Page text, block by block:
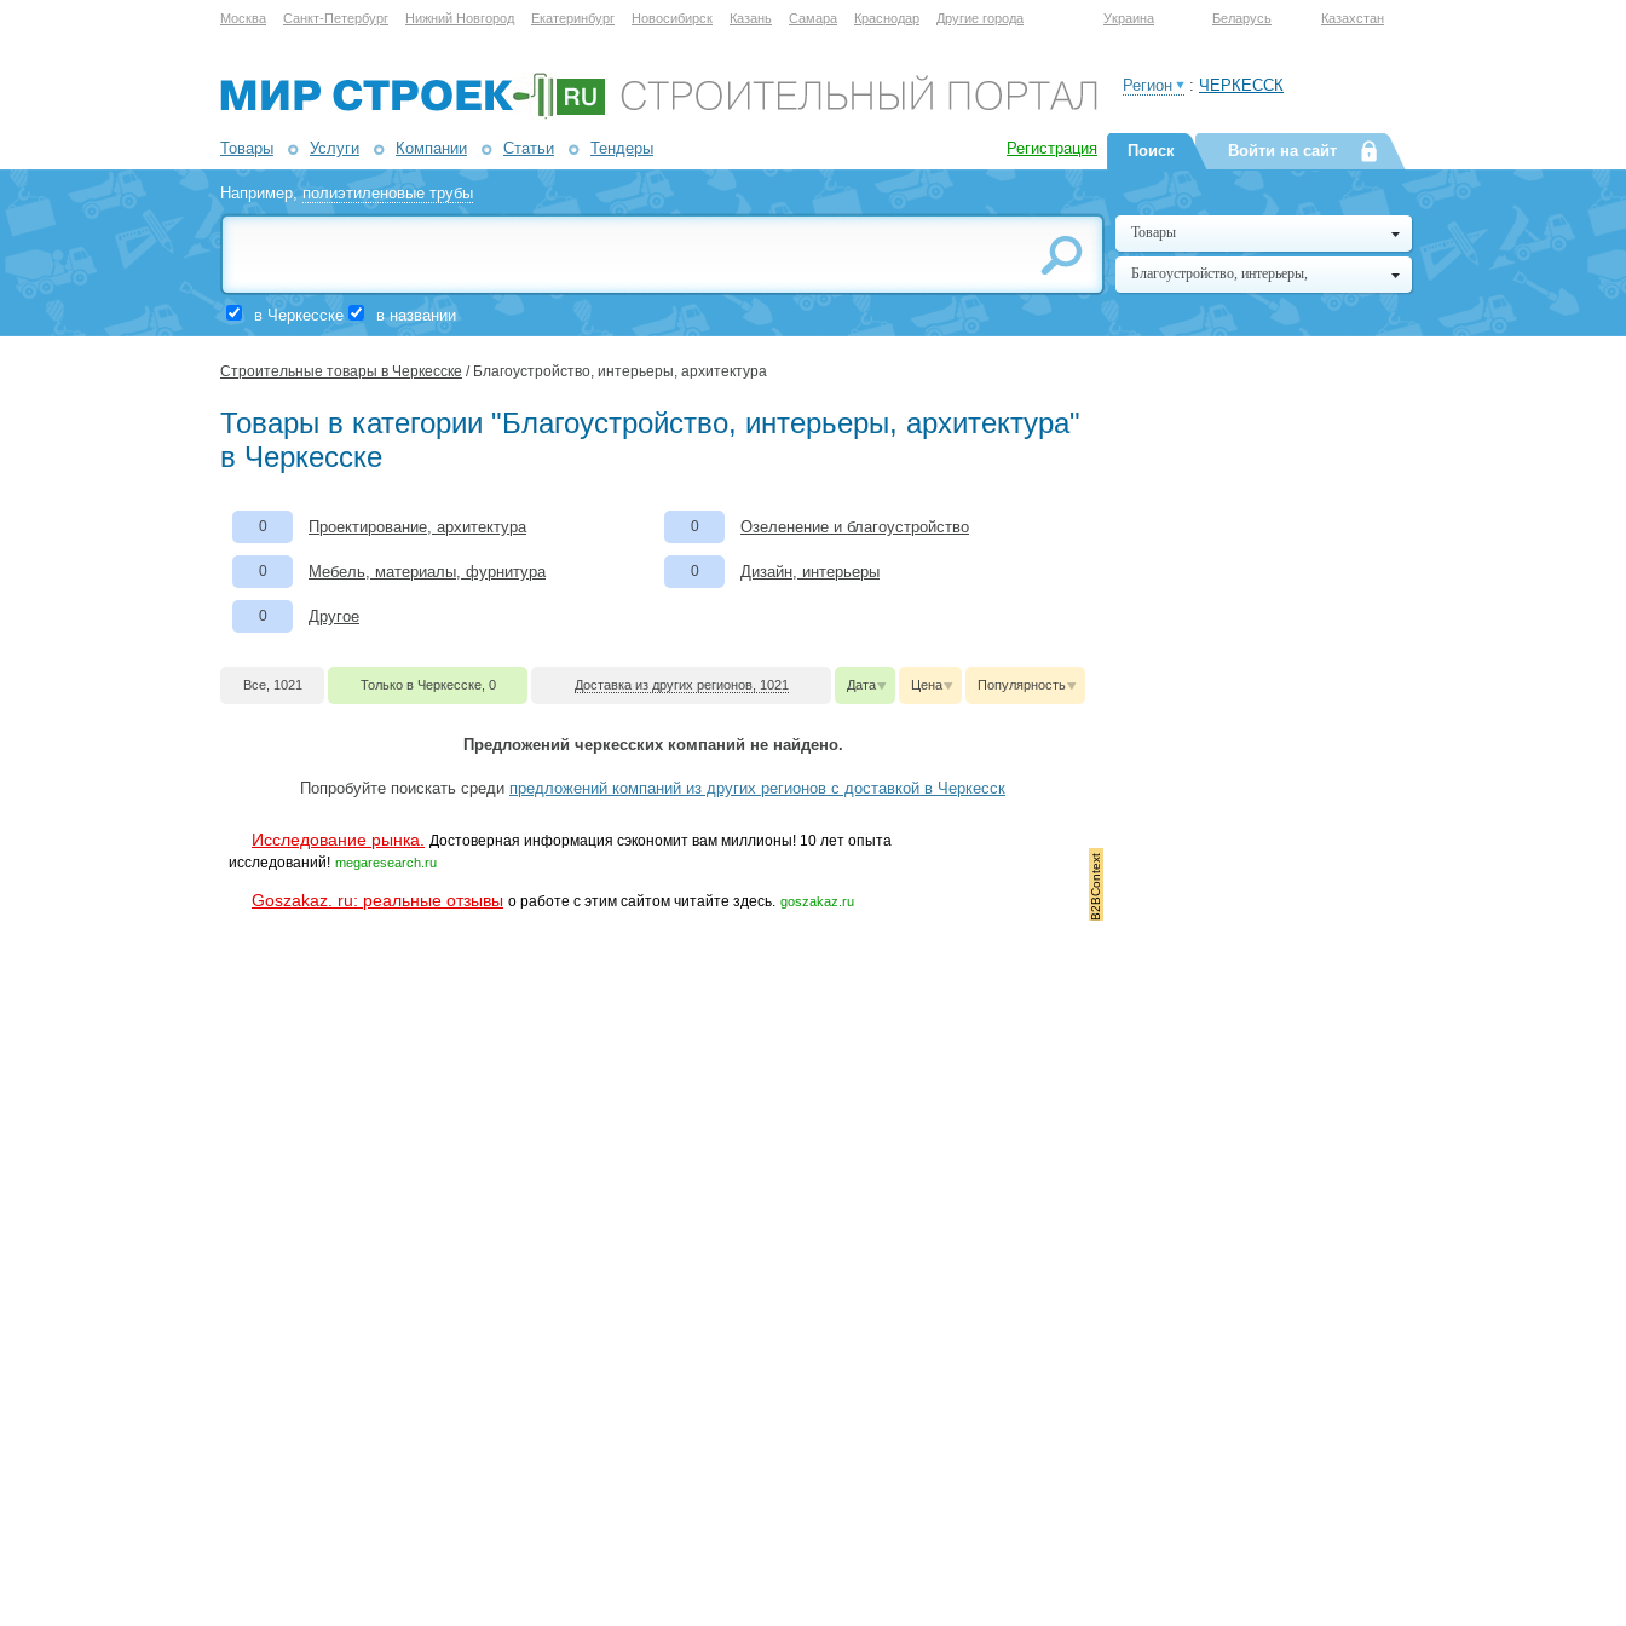
Москва Санкт-Петербург Нижний Новгород Екатеринбург Новосибирск Казань Самара Краснодар Другие города Украина Беларусь Казахстан
Товары Услуги Компании Статьи Тендеры Регистрация
Регион : ЧЕРКЕССК
Например,полиэтиленовые трубы
в Черкесске в названии
Поиск Войти на сайт
Товары
Благоустройство, интерьеры,
архитектура
Строительные товары в Черкесске / Благоустройство, интерьеры, архитектура
Товары в категории "Благоустройство, интерьеры, архитектура"
в Черкесске
0 Проектирование, архитектура 0 Озеленение и благоустройство
0 Мебель, материалы, фурнитура 0 Дизайн, интерьеры
0 Другое
Все, 1021 Только в Черкесске, 0 Доставка из других регионов, 1021 Дата Цена Популярность
Предложений черкесских компаний не найдено.
Попробуйте поискать среди предложений компаний из других регионов с доставкой в Черкесск
Исследование рынка.
Достоверная информация сэкономит вам миллионы! 10 лет опыта
исследований! megaresearch.ru
Goszakaz. ru: реальные отзывы о работе с этим сайтом читайте здесь. goszakaz.ru